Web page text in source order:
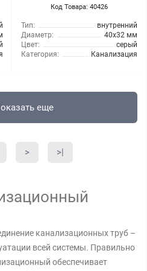
Код Товара: 40426
Тип:
внутренний
Диаметр:
40x32 мм
Цвет:
серый
Категория:
Канализация
еще
> >|
канализационных труб –
всей системы. Правильно
обеспечивает